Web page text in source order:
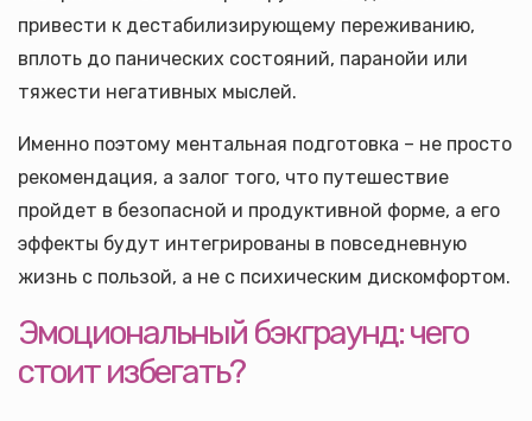
привести к дестабилизирующему переживанию,
вплоть до панических состояний, паранойи или
тяжести негативных мыслей.
Именно поэтому ментальная подготовка – не просто
рекомендация, а залог того, что путешествие
пройдет в безопасной и продуктивной форме, а его
эффекты будут интегрированы в повседневную
жизнь с пользой, а не с психическим дискомфортом.
Эмоциональный бэкграунд: чего
стоит избегать?